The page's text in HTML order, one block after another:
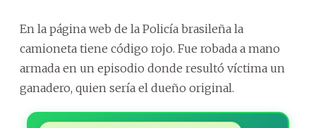
En la página web de la Policía brasileña la
camioneta tiene código rojo. Fue robada a mano
armada en un episodio donde resultó víctima un
ganadero, quien sería el dueño original.